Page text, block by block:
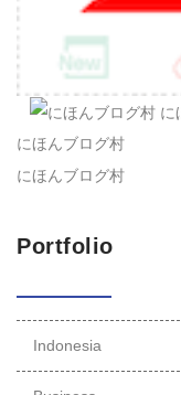
にほんブログ村
にほんブログ村
Portfolio
Indonesia